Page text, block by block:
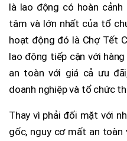
là lao động có hoàn
tâm và lớn nhất của tổ
hoạt động đó là Chợ Tết
lao động tiếp cận với
an toàn với giá cả ưu
doanh nghiệp và tổ chức
Thay vì phải đối mặt với
gốc, nguy cơ mất an